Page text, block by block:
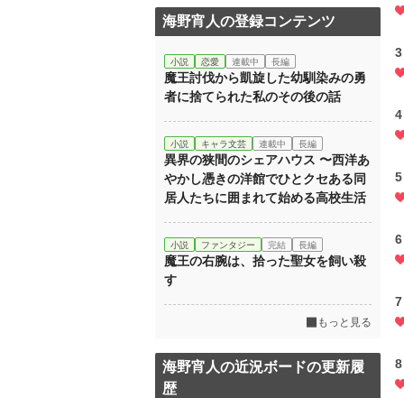
3
4
5
6
7
8
海野宵人の登録コンテンツ
小説 恋愛 連載中 長編
魔王討伐から凱旋した幼馴染みの勇
者に捨てられた私のその後の話
小説 キャラ文芸 連載中 長編
異界の狭間のシェアハウス 〜西洋あ
やかし憑きの洋館でひとクセある同
居人たちに囲まれて始める高校生活
小説 ファンタジー 完結 長編
魔王の右腕は、拾った聖女を飼い殺
す
もっと見る
海野宵人の近況ボードの更新履
歴